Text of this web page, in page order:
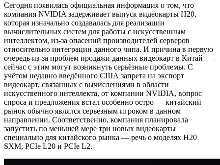
Сегодня появилась официальная информация о том, что
компания NVIDIA задерживает выпуск видеокарты H20,
которая изначально создавалась для реализации
вычислительных систем для работы с искусственным
интеллектом, из-за опасений производителей серверов
относительно интеграции данного чипа. И причина в первую
очередь из-за проблем продажи данных видеокарт в Китай —
сейчас с этим могут возникнуть серьёзные проблемы. С
учётом недавно введённого США запрета на экспорт
видеокарт, связанных с вычислениями в области
искусственного интеллекта, от компании NVIDIA, вопрос
спроса и предложения встал особенно остро — китайский
рынок обычно являлся серьёзным игроком в данном
направлении. Соответственно, компания планировала
запустить по меньшей мере три новых видеокарты
специально для китайского рынка — речь о моделях H20
SXM, PCIe L20 и PCIe L2.